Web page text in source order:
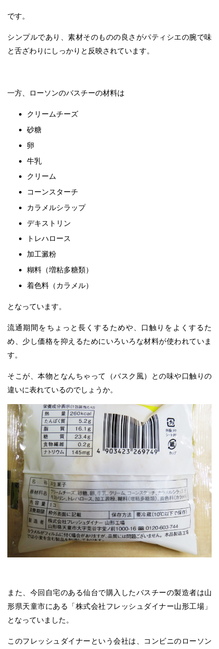
です。
シンプルであり、素材そのものの良さがパティシエの腕で味
と舌ざわりにしっかりと反映されています。
一方、ローソンのバスチーの材料は
クリームチーズ
砂糖
卵
牛乳
クリーム
コーンスターチ
カラメルシラップ
デキストリン
トレハロース
加工澱粉
糊料（増粘多糖類）
着色料（カラメル）
となっています。
流通期間をちょっと長くするためや、口触りをよくするた
め、少し価格を抑えるためにいろいろな材料が使われていま
す。
そこが、本物となんちゃって（バスク風）との味や口触りの
違いに表れているのでしょうか。
また、今回自宅のある仙台で購入したバスチーの製造者は山
形県天童市にある「株式会社フレッシュダイナー山形工場」
となっていました。
このフレッシュダイナーという会社は、コンビニのローソン